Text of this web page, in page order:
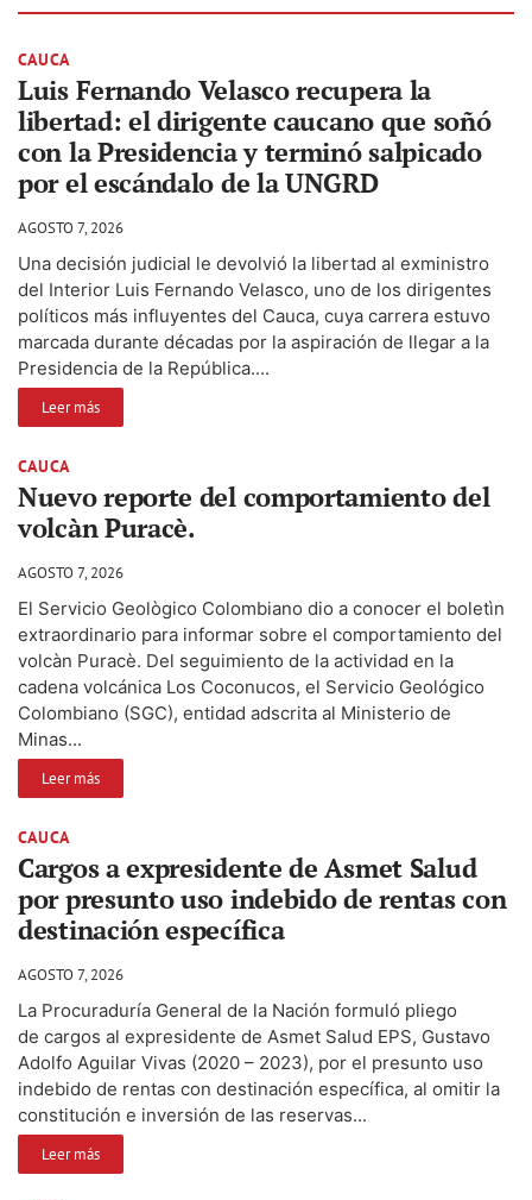
CAUCA
Luis Fernando Velasco recupera la
libertad: el dirigente caucano que soñó
con la Presidencia y terminó salpicado
por el escándalo de la UNGRD
AGOSTO 7, 2026
Una decisión judicial le devolvió la libertad al exministro
del Interior Luis Fernando Velasco, uno de los dirigentes
políticos más influyentes del Cauca, cuya carrera estuvo
marcada durante décadas por la aspiración de llegar a la
Presidencia de la República....
Leer más
CAUCA
Nuevo reporte del comportamiento del
volcàn Puracè.
AGOSTO 7, 2026
El Servicio Geològico Colombiano dio a conocer el boletìn
extraordinario para informar sobre el comportamiento del
volcàn Puracè. Del seguimiento de la actividad en la
cadena volcánica Los Coconucos, el Servicio Geológico
Colombiano (SGC), entidad adscrita al Ministerio de
Minas...
Leer más
CAUCA
Cargos a expresidente de Asmet Salud
por presunto uso indebido de rentas con
destinación específica
AGOSTO 7, 2026
La Procuraduría General de la Nación formuló pliego
de cargos al expresidente de Asmet Salud EPS, Gustavo
Adolfo Aguilar Vivas (2020 – 2023), por el presunto uso
indebido de rentas con destinación específica, al omitir la
constitución e inversión de las reservas...
Leer más